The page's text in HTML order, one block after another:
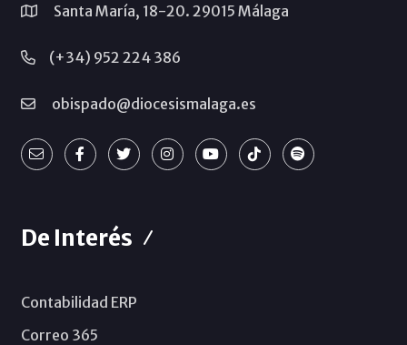
Santa María, 18-20. 29015 Málaga
(+34) 952 224 386
obispado@diocesismalaga.es
De Interés
Contabilidad ERP
Correo 365